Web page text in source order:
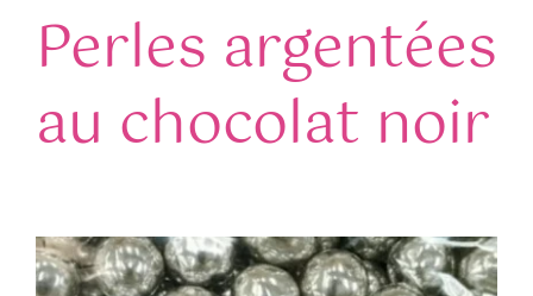
À propos
Réalisations
Panier WooCommerce
Téléchargements
Détails du compte
Menu de la boutique
Perles argentées
au chocolat noir